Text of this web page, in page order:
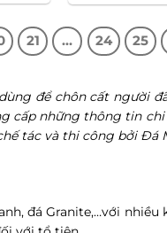
21 … 24 25
để chôn cất người
cấp những thông tin
tác và thi công bởi Đá
đá Granite,…với nhiều